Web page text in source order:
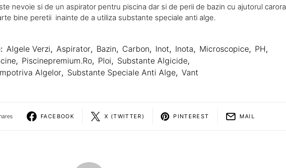
nevoie si de un aspirator pentru piscina dar si de perii de bazin cu ajutorul carora
bine peretii inainte de a utiliza substante speciale anti alge.
Algele Verzi, Aspirator, Bazin, Carbon, Inot, Inota, Microscopice, PH,
, Piscinepremium.ro, Ploi, Substante Algicide,
Algelor, Substante Speciale Anti Alge, Vant
FACEBOOK X (TWITTER) PINTEREST MAIL